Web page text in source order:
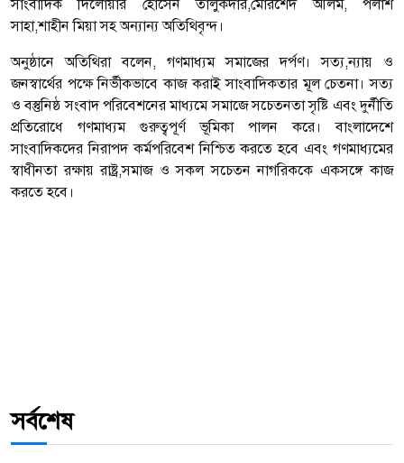
সাংবাদিক দিলোয়ার হোসেন তালুকদার,মোরশেদ আলম, পলাশ
সাহা,শাহীন মিয়া সহ অন্যান্য অতিথিবৃন্দ।
অনুষ্ঠানে অতিথিরা বলেন, গণমাধ্যম সমাজের দর্পণ। সত্য,ন্যায় ও
জনস্বার্থের পক্ষে নির্ভীকভাবে কাজ করাই সাংবাদিকতার মূল চেতনা। সত্য
ও বস্তুনিষ্ঠ সংবাদ পরিবেশনের মাধ্যমে সমাজে সচেতনতা সৃষ্টি এবং দুর্নীতি
প্রতিরোধে গণমাধ্যম গুরুত্বপূর্ণ ভূমিকা পালন করে। বাংলাদেশে
সাংবাদিকদের নিরাপদ কর্মপরিবেশ নিশ্চিত করতে হবে এবং গণমাধ্যমের
স্বাধীনতা রক্ষায় রাষ্ট্র,সমাজ ও সকল সচেতন নাগরিককে একসঙ্গে কাজ
করতে হবে।
সর্বশেষ